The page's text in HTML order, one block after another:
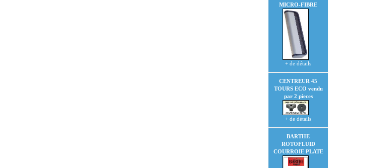
MICRO-FIBRE
+ de détails
CENTREUR 45
TOURS ECO vendu
par 2 pieces
+ de détails
BARTHE
ROTOFLUID
COURROIE PLATE